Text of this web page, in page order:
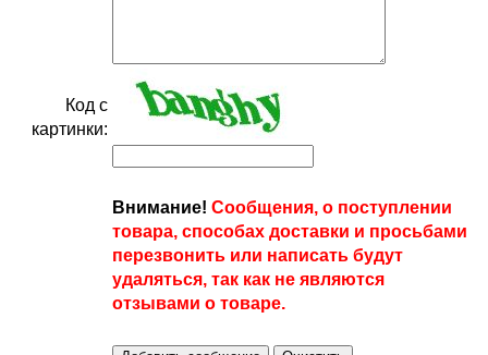
Код с
картинки:
Внимание! Сообщения, о поступлении
товара, способах доставки и просьбами
перезвонить или написать будут
удаляться, так как не являются
отзывами о товаре.